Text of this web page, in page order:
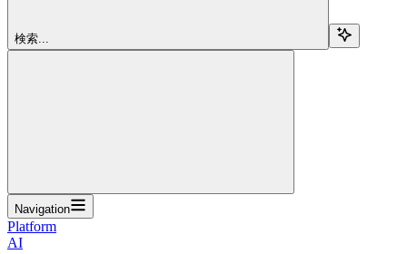
検索...
Navigation
Platform
AI